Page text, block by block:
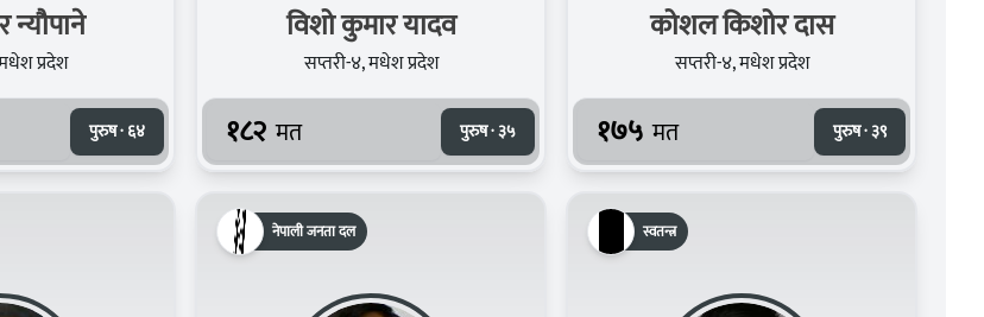
प्रदेश
पुरुष · ६४
विशो कुमार यादव
सप्तरी-४, मधेश प्रदेश
१८२ मत पुरुष · ३५
कोशल किशोर दास
सप्तरी-४, मधेश प्रदेश
१७५ मत पुरुष · ३९
नेपाली जनता दल स्वतन्त्र